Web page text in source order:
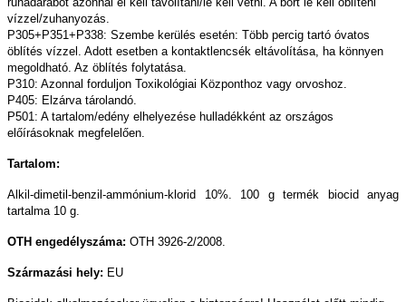
vízzel/zuhanyozás.
P305+P351+P338: Szembe kerülés esetén: Több percig tartó óvatos
öblítés vízzel. Adott esetben a kontaktlencsék eltávolítása, ha könnyen
megoldható. Az öblítés folytatása.
P310: Azonnal forduljon Toxikológiai Központhoz vagy orvoshoz.
P405: Elzárva tárolandó.
P501: A tartalom/edény elhelyezése hulladékként az országos
előírásoknak megfelelően.
Tartalom:
Alkil-dimetil-benzil-ammónium-klorid 10%. 100 g termék biocid anyag
tartalma 10 g.
OTH engedélyszáma: OTH 3926-2/2008.
Származási hely: EU